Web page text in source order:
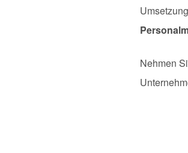
Nehmen